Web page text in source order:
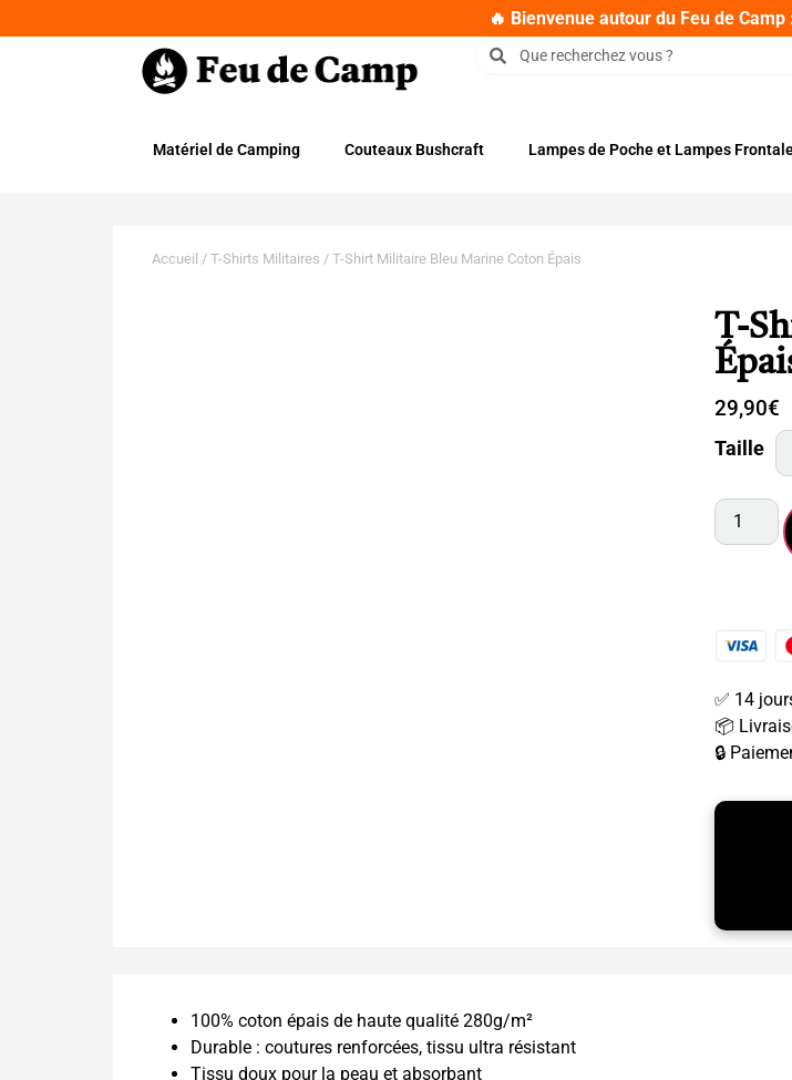
🔥 Bienvenue autour du Feu de
Matériel de Camping Couteaux Bushcraft Lampes de Poche et Lampes
Accueil / T-Shirts Militaires / T-Shirt Militaire Bleu Marine Coton Épais
T-
29,90€
Taille
✅ 14
📦
🔒
100% coton épais de haute qualité 280g/m²
Durable : coutures renforcées, tissu ultra résistant
Tissu doux pour la peau et absorbant